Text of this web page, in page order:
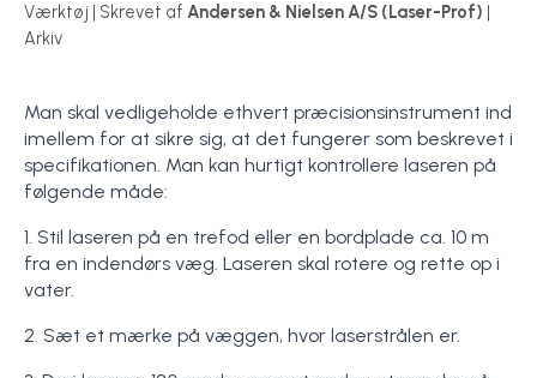
Værktøj | Skrevet af Andersen & Nielsen A/S (Laser-Prof) |
Arkiv
Man skal vedligeholde ethvert præcisionsinstrument ind
imellem for at sikre sig, at det fungerer som beskrevet i
specifikationen. Man kan hurtigt kontrollere laseren på
følgende måde:
1. Stil laseren på en trefod eller en bordplade ca. 10 m
fra en indendørs væg. Laseren skal rotere og rette op i
vater.
2. Sæt et mærke på væggen, hvor laserstrålen er.